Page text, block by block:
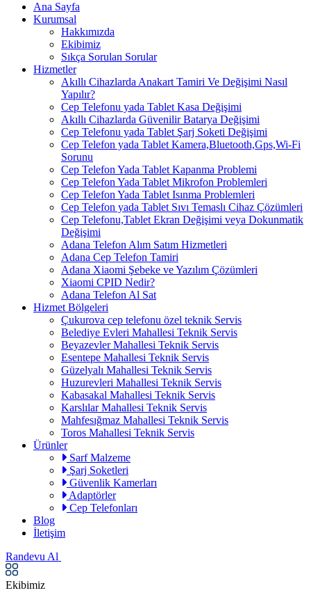
Ana Sayfa
Kurumsal
Hakkımızda
Ekibimiz
Sıkça Sorulan Sorular
Hizmetler
Akıllı Cihazlarda Anakart Tamiri Ve Değişimi Nasıl
Yapılır?
Cep Telefonu yada Tablet Kasa Değişimi
Akıllı Cihazlarda Güvenilir Batarya Değişimi
Cep Telefonu yada Tablet Şarj Soketi Değişimi
Cep Telefon yada Tablet Kamera,Bluetooth,Gps,Wi-Fi
Sorunu
Cep Telefon Yada Tablet Kapanma Problemi
Cep Telefon Yada Tablet Mikrofon Problemleri
Cep Telefon Yada Tablet Isınma Problemleri
Cep Telefon yada Tablet Sıvı Temaslı Cihaz Çözümleri
Cep Telefonu,Tablet Ekran Değişimi veya Dokunmatik
Değişimi
Adana Telefon Alım Satım Hizmetleri
Adana Cep Telefon Tamiri
Adana Xiaomi Şebeke ve Yazılım Çözümleri
Xiaomi CPID Nedir?
Adana Telefon Al Sat
Hizmet Bölgeleri
Çukurova cep telefonu özel teknik Servis
Belediye Evleri Mahallesi Teknik Servis
Beyazevler Mahallesi Teknik Servis
Esentepe Mahallesi Teknik Servis
Güzelyalı Mahallesi Teknik Servis
Huzurevleri Mahallesi Teknik Servis
Kabasakal Mahallesi Teknik Servis
Karslılar Mahallesi Teknik Servis
Mahfesığmaz Mahallesi Teknik Servis
Toros Mahallesi Teknik Servis
Ürünler
Sarf Malzeme
Şarj Soketleri
Güvenlik Kamerları
Adaptörler
Cep Telefonları
Blog
İletişim
Randevu Al
Ekibimiz